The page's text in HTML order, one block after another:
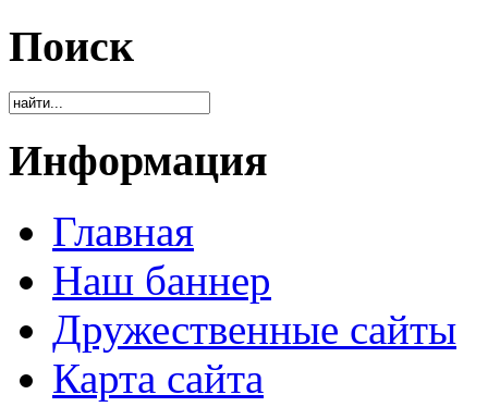
Поиск
Информация
Главная
Наш баннер
Дружественные сайты
Карта сайта